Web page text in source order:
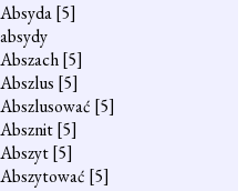
Absyda[5]
absydy
Abszach[5]
Abszlus [5]
Abszlusować [5]
Absznit[5]
Abszyt[5]
Abszytować [5]